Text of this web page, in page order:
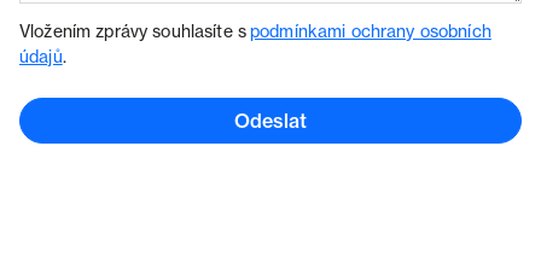
Vložením zprávy souhlasíte spodmínkami ochrany osobních
údajů.
Odeslat